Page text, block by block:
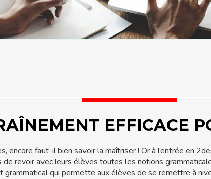
EFFICACE
encore faut-il bien savoir la maîtriser ! Or à l’entrée en
revoir avec leurs élèves toutes les notions
qui permette aux élèves de se remettre à